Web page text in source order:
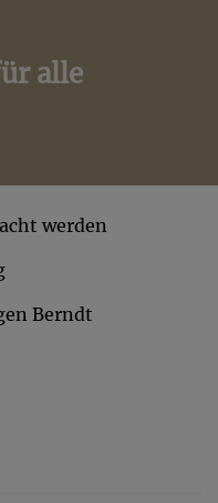
alle
werden
Berndt